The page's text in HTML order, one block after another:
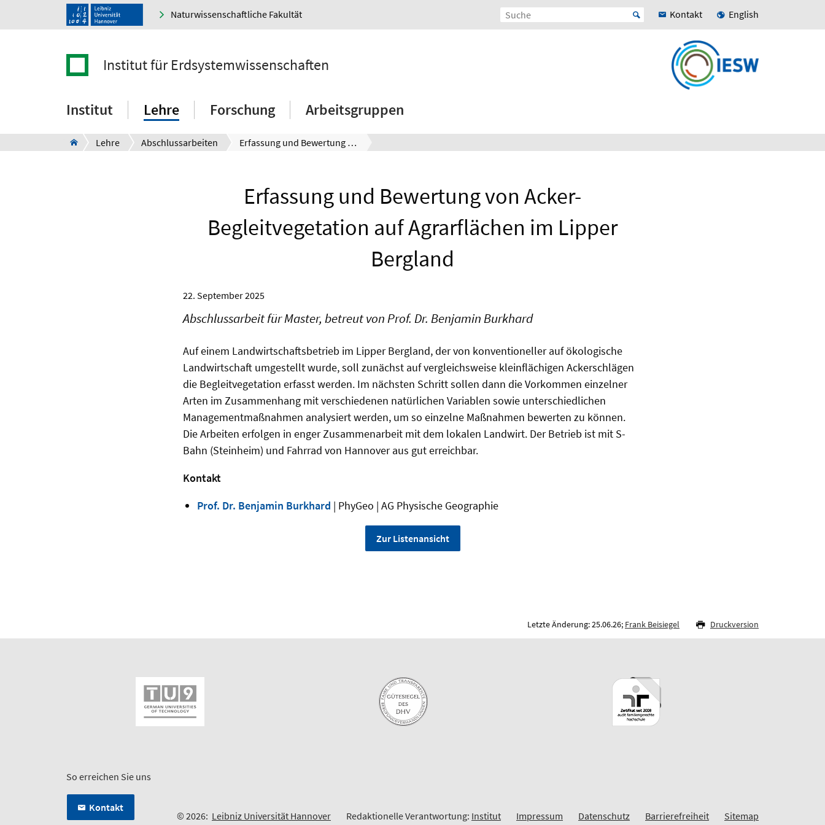
Naturwissenschaftliche Fakultät Kontakt English
Institut für Erdsystemwissenschaften
Institut Lehre Forschung Arbeitsgruppen
Lehre Abschlussarbeiten Erfassung und Bewertung von Acker-Begleitvegetation auf Agrarflächen im Lipper Bergland
Erfassung und Bewertung von Acker-
Begleitvegetation auf Agrarflächen im Lipper
Bergland
22. September 2025
Abschlussarbeit für Master, betreut von Prof. Dr. Benjamin Burkhard
Auf einem Landwirtschaftsbetrieb im Lipper Bergland, der von konventioneller auf ökologische
Landwirtschaft umgestellt wurde, soll zunächst auf vergleichsweise kleinflächigen Ackerschlägen
die Begleitvegetation erfasst werden. Im nächsten Schritt sollen dann die Vorkommen einzelner
Arten im Zusammenhang mit verschiedenen natürlichen Variablen sowie unterschiedlichen
Managementmaßnahmen analysiert werden, um so einzelne Maßnahmen bewerten zu können.
Die Arbeiten erfolgen in enger Zusammenarbeit mit dem lokalen Landwirt. Der Betrieb ist mit S-
Bahn (Steinheim) und Fahrrad von Hannover aus gut erreichbar.
Kontakt
Prof. Dr. Benjamin Burkhard | PhyGeo | AG Physische Geographie
Zur Listenansicht
Letzte Änderung: 25.06.26; Frank Beisiegel Druckversion
So erreichen Sie uns
Kontakt
© 2026: Leibniz Universität Hannover Redaktionelle Verantwortung: Institut Impressum Datenschutz Barrierefreiheit Sitemap